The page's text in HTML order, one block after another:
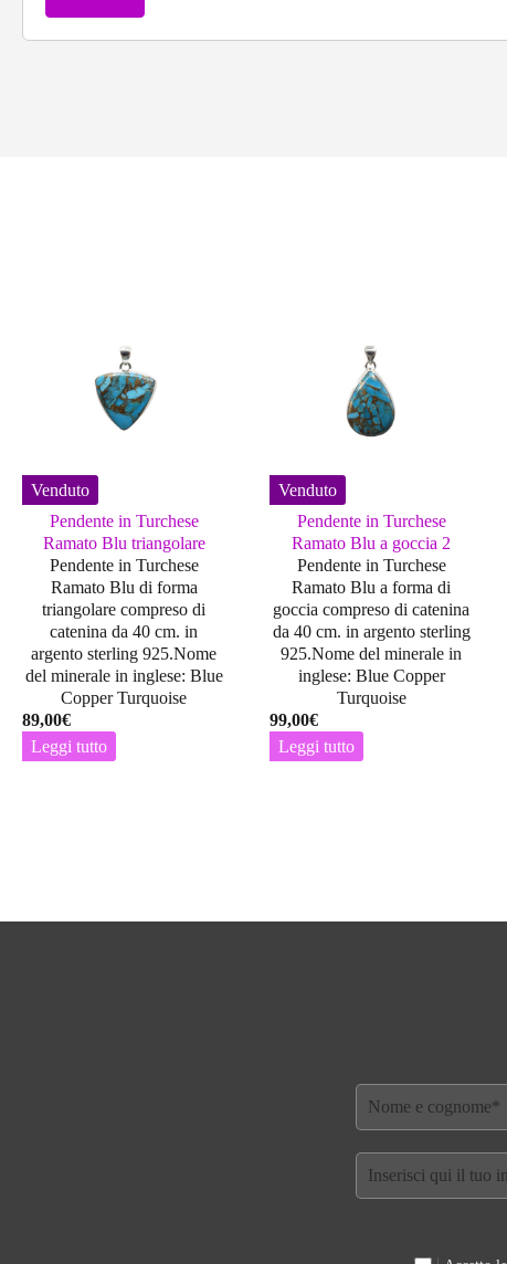
Venduto
Pendente in Turchese
Ramato Blu triangolare
Pendente in Turchese
Ramato Blu di forma
triangolare compreso di
catenina da 40 cm. in
argento sterling 925.Nome
del minerale in inglese: Blue
Copper Turquoise
89,00€
Leggi tutto
Venduto
Pendente in Turchese
Ramato Blu a goccia 2
Pendente in Turchese
Ramato Blu a forma di
goccia compreso di catenina
da 40 cm. in argento sterling
925.Nome del minerale in
inglese: Blue Copper
Turquoise
99,00€
Leggi tutto